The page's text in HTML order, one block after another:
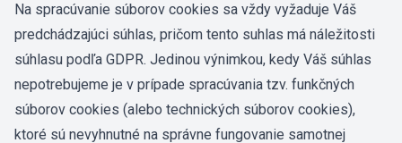
Na spracúvanie súborov cookies sa vždy vyžaduje Váš
predchádzajúci súhlas, pričom tento suhlas má náležitosti
súhlasu podľa GDPR. Jedinou výnimkou, kedy Váš súhlas
nepotrebujeme je v prípade spracúvania tzv. funkčných
súborov cookies (alebo technických súborov cookies),
ktoré sú nevyhnutné na správne fungovanie samotnej